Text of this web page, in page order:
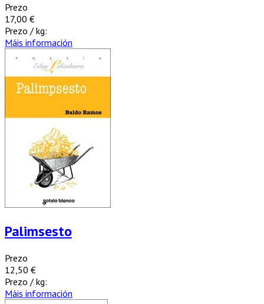
Prezo
17,00 €
Prezo / kg:
Máis información
Palimsesto
Prezo
12,50 €
Prezo / kg:
Máis información